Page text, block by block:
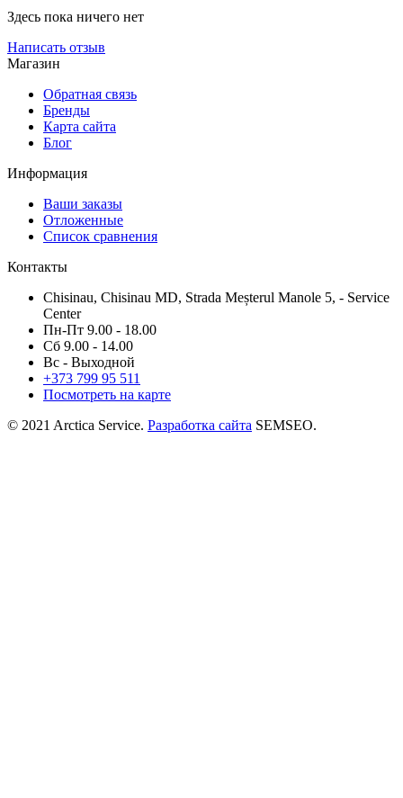
Здесь пока ничего нет
Написать отзыв
Магазин
Обратная связь
Бренды
Карта сайта
Блог
Информация
Ваши заказы
Отложенные
Список сравнения
Контакты
Chisinau, Chisinau MD, Strada Meșterul Manole 5, - Service
Center
Пн-Пт 9.00 - 18.00
Сб 9.00 - 14.00
Вс - Выходной
+373 799 95 511
Посмотреть на карте
© 2021 Arctica Service. Разработка сайта SEMSEO.